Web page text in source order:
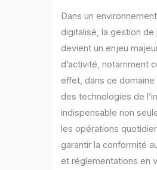
Dans un
digitalisé, la gestion
devient un enjeu
d’activité, notamment
effet, dans ce domaine
des technologies de
indispensable non
les opérations
garantir la conformité
et réglementations en